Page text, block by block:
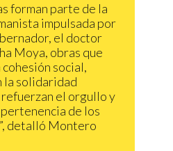
forman parte de la
impulsada por
el doctor
Moya, obras que
cohesión social,
la solidaridad
el orgullo y
de los
detalló Montero